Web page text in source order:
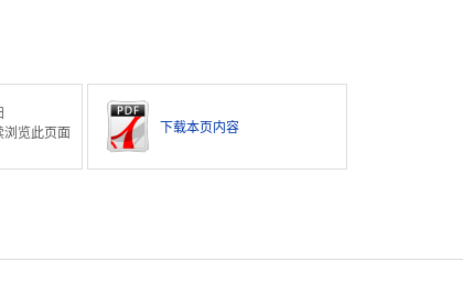
浏览此页面
下载本页内容